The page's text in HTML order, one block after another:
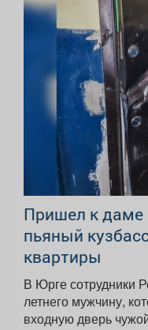
Пришел к даме
пьяный
квартиры
В Юрге сотрудники
летнего мужчину,
входную дверь